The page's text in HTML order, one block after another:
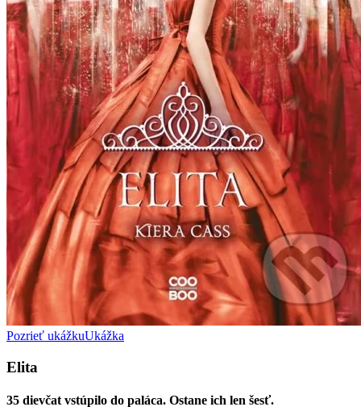
Pozrieť ukážkuUkážka
Elita
35 dievčat vstúpilo do paláca. Ostane ich len šesť.